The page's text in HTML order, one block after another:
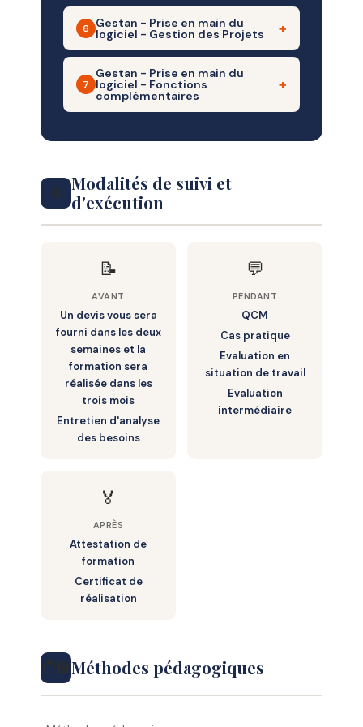
– Comment les mettre en oeuvre et les
gérer
– La gestion des contrats
– Le concept de Machines
– Les équipements Ressources
– Les équipement de maintenance
6 Gestan - Prise en main du
logiciel - Gestion des Projets
– Le concept de projet et de temps de
travail
– Le reporting
7
Gestan - Prise en main du
logiciel - Fonctions
complémentaires
oeuvre
– Statistiques et états
– Fonction pour les responsables
– Fonctions pour les salariés
⚙️ Modalités de suivi et
d'exécution
📝
AVANT
Un devis vous sera
fourni dans les deux
semaines et la
formation sera
réalisée dans les
trois mois
Entretien d'analyse
des besoins
💬
PENDANT
QCM
Cas pratique
Evaluation en
situation de travail
Evaluation
intermédiaire
🏅
APRÈS
Attestation de
formation
Certificat de
réalisation
🧑‍🏫Méthodes pédagogiques